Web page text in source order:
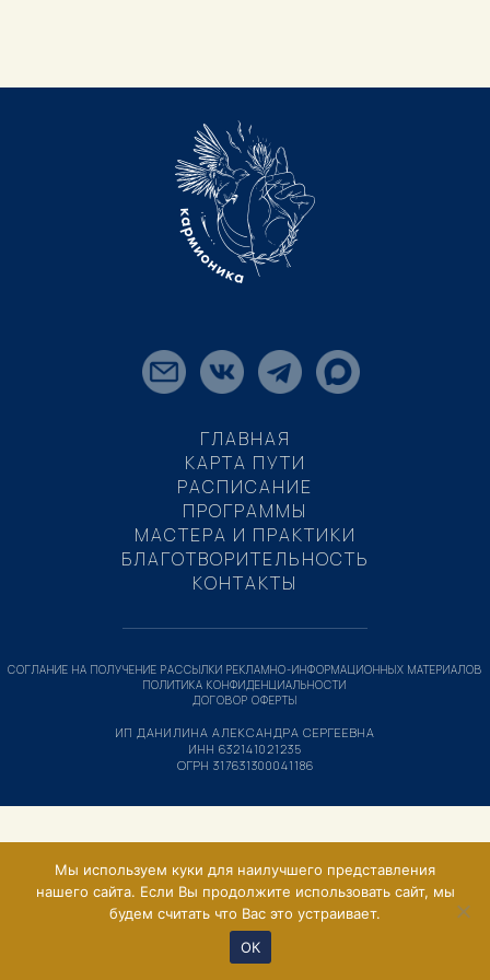
ГЛАВНАЯ
КАРТА ПУТИ
РАСПИСАНИЕ
ПРОГРАММЫ
МАСТЕРА И ПРАКТИКИ
БЛАГОТВОРИТЕЛЬНОСТЬ
КОНТАКТЫ
ИП ДАНИЛИНА АЛЕКСАНДРА СЕРГЕЕВНА
ИНН 632141021235
ОГРН 317631300041186
СОГЛАНИЕ НА ПОЛУЧЕНИЕ РАССЫЛКИ РЕКЛАМНО-ИНФОРМАЦИОННЫХ МАТЕРИАЛОВ
ПОЛИТИКА КОНФИДЕНЦИАЛЬНОСТИ
ДОГОВОР ОФЕРТЫ
Мы используем куки для наилучшего представления
нашего сайта. Если Вы продолжите использовать сайт, мы
будем считать что Вас это устраивает.
ОК